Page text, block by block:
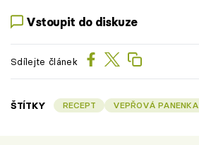
Vstoupit do diskuze
Sdílejte článek
ŠTÍTKY RECEPT VEPŘOVÁ PANENKA